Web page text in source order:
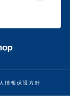
情報保護方針